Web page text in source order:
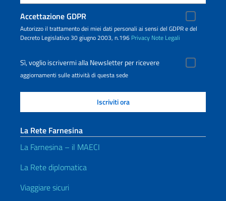
Accettazione GDPR
Autorizzo il trattamento dei miei dati personali ai sensi del GDPR e del
Decreto Legislativo 30 giugno 2003, n.196 Privacy Note Legali
Sì, voglio iscrivermi alla Newsletter per ricevere
aggiornamenti sulle attività di questa sede
La Rete Farnesina
La Farnesina – il MAECI
La Rete diplomatica
Viaggiare sicuri